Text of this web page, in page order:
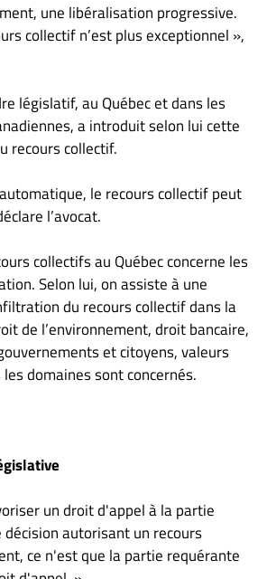
une libéralisation progressive.
collectif n’est plus exceptionnel »,
législatif, au Québec et dans les
a introduit selon lui cette
recours collectif.
le recours collectif peut
l’avocat.
collectifs au Québec concerne les
Selon lui, on assiste à une
du recours collectif dans la
de l’environnement, droit bancaire,
et citoyens, valeurs
domaines sont concernés.
un droit d'appel à la partie
autorisant un recours
ce n'est que la partie requérante